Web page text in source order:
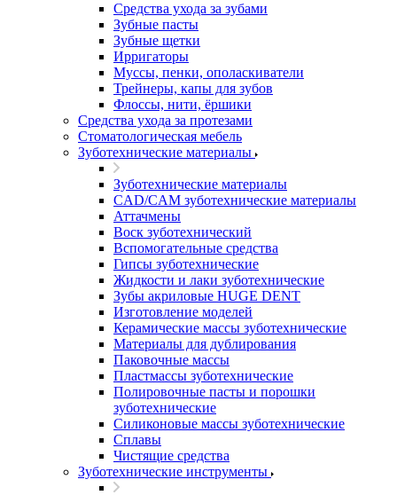
Средства ухода за зубами
Зубные пасты
Зубные щетки
Ирригаторы
Муссы, пенки, ополаскиватели
Трейнеры, капы для зубов
Флоссы, нити, ёршики
Средства ухода за протезами
Стоматологическая мебель
Зуботехнические материалы
Зуботехнические материалы
CAD/CAM зуботехнические материалы
Аттачмены
Воск зуботехнический
Вспомогательные средства
Гипсы зуботехнические
Жидкости и лаки зуботехнические
Зубы акриловые HUGE DENT
Изготовление моделей
Керамические массы зуботехнические
Материалы для дублирования
Паковочные массы
Пластмассы зуботехнические
Полировочные пасты и порошки
зуботехнические
Силиконовые массы зуботехнические
Сплавы
Чистящие средства
Зуботехнические инструменты